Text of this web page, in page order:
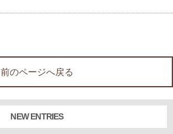
前のページへ戻る
NEW ENTRIES